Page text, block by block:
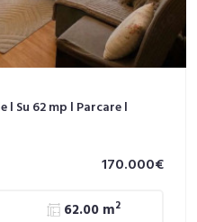
Su 62 mp l Parcare l
170.000€
62.00 m2